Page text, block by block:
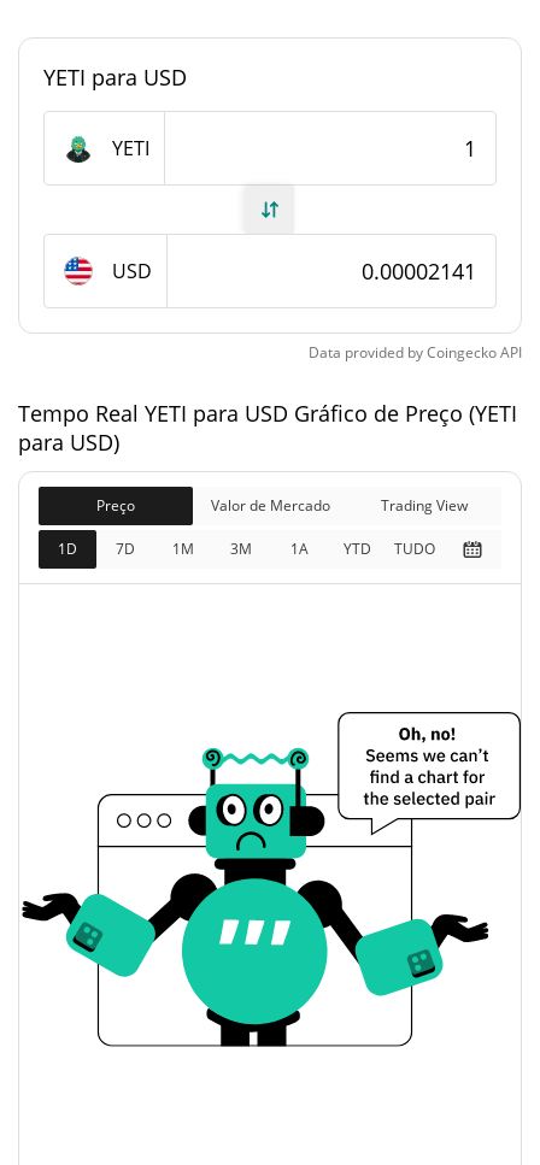
Posição de mercado
Fornecimento de YETI
circulação
Fornecimento total
1,000,000,000 YETI
YETI Capitalização de mercado
Capitalização de
mercado
$17,129.36
0.05%
Totalmente diluído
Limite de mercado
$17,129.36
1.16%
$0.000021672885
Abertura / Fecho de
$0.000021672885 /
$0.00002165205
A mudança de ontem
Volume de ontem $388.83006
Histórico do preço do YETI
YETI para USD
YETI
USD
Data provided byCoingeckoAPI
Tempo Real YETI para USD Gráfico de Preço (YETI
para USD)
Preço Valor de Mercado Trading View
1D 7D 1M 3M 1A YTD TUDO